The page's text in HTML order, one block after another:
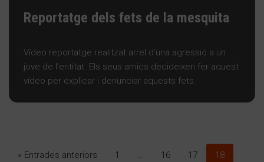
Reportatge dels fets de la mesquita
Vídeo reportatge realitzat arrel d’una agressió a un
jove de l’entitat. Els seus amics decideixen fer aquest
vídeo per explicar i denunciar aquests fets.
« Entrades anteriors 1 … 16 17 18